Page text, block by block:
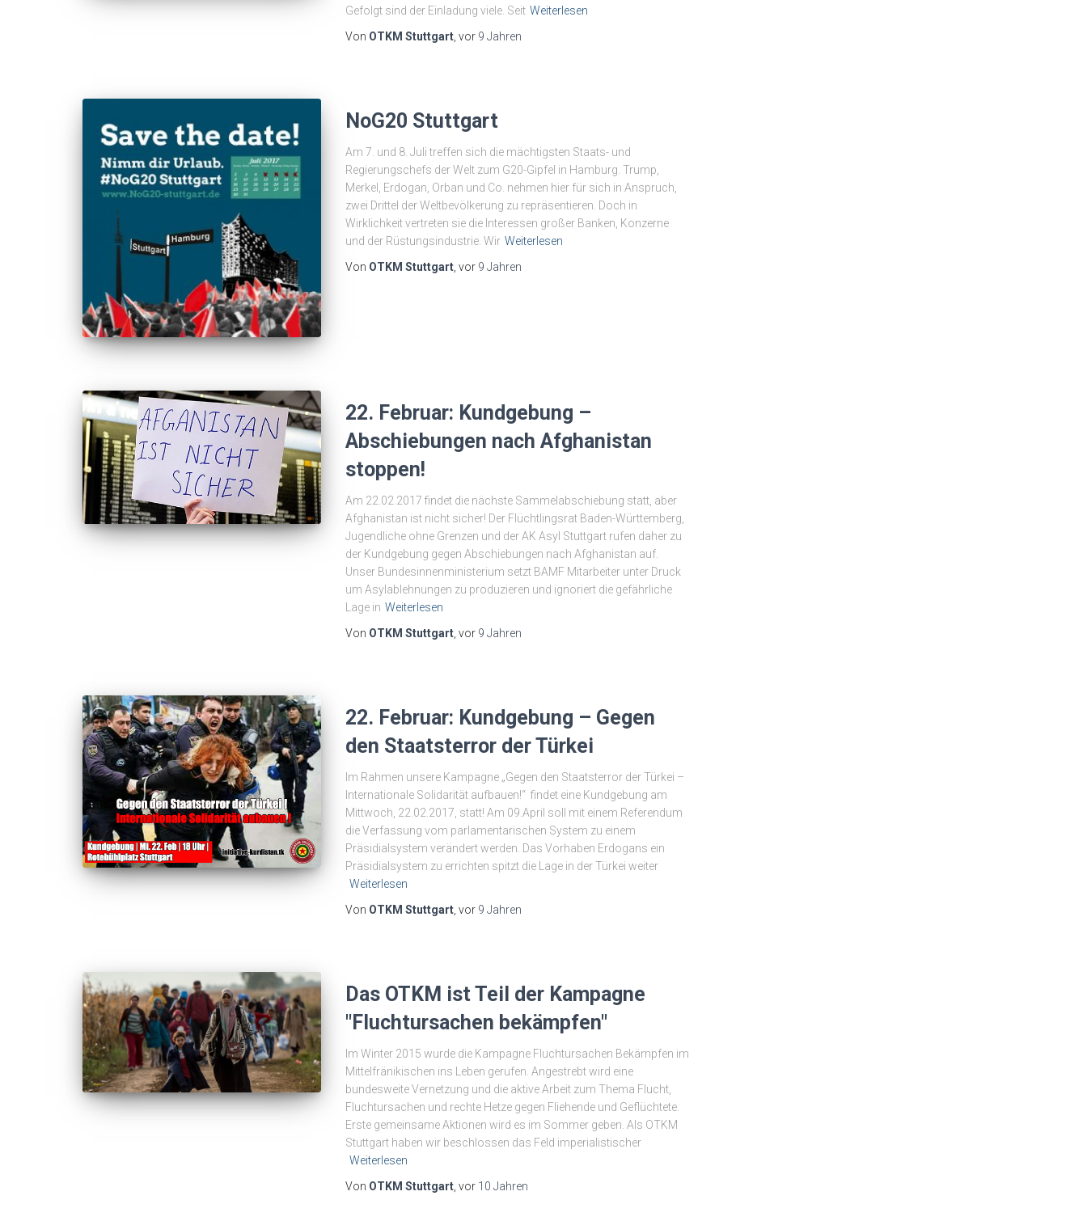
Gefolgt sind der Einladung viele. Seit Weiterlesen
Von OTKM Stuttgart , vor 9 Jahren
NoG20 Stuttgart
Am 7. und 8. Juli treffen sich die mächtigsten Staats- und
Regierungschefs der Welt zum G20-Gipfel in Hamburg. Trump,
Merkel, Erdogan, Orban und Co. nehmen hier für sich in Anspruch,
zwei Drittel der Weltbevölkerung zu repräsentieren. Doch in
Wirklichkeit vertreten sie die Interessen großer Banken, Konzerne
und der Rüstungsindustrie. Wir Weiterlesen
Von OTKM Stuttgart , vor 9 Jahren
22. Februar: Kundgebung –
Abschiebungen nach Afghanistan
stoppen!
Am 22.02.2017 findet die nächste Sammelabschiebung statt, aber
Afghanistan ist nicht sicher! Der Flüchtlingsrat Baden-Württemberg,
Jugendliche ohne Grenzen und der AK Asyl Stuttgart rufen daher zu
der Kundgebung gegen Abschiebungen nach Afghanistan auf.
Unser Bundesinnenministerium setzt BAMF Mitarbeiter unter Druck
um Asylablehnungen zu produzieren und ignoriert die gefährliche
Lage in Weiterlesen
Von OTKM Stuttgart , vor 9 Jahren
22. Februar: Kundgebung – Gegen
den Staatsterror der Türkei
Im Rahmen unsere Kampagne „Gegen den Staatsterror der Türkei –
Internationale Solidarität aufbauen!“ findet eine Kundgebung am
Mittwoch, 22.02.2017, statt! Am 09.April soll mit einem Referendum
die Verfassung vom parlamentarischen System zu einem
Präsidialsystem verändert werden. Das Vorhaben Erdogans ein
Präsidialsystem zu errichten spitzt die Lage in der Türkei weiter
Weiterlesen
Von OTKM Stuttgart , vor 9 Jahren
Das OTKM ist Teil der Kampagne
"Fluchtursachen bekämpfen"
Im Winter 2015 wurde die Kampagne Fluchtursachen Bekämpfen im
Mittelfränikischen ins Leben gerufen. Angestrebt wird eine
bundesweite Vernetzung und die aktive Arbeit zum Thema Flucht,
Fluchtursachen und rechte Hetze gegen Fliehende und Geflüchtete.
Erste gemeinsame Aktionen wird es im Sommer geben. Als OTKM
Stuttgart haben wir beschlossen das Feld imperialistischer
Weiterlesen
Von OTKM Stuttgart , vor 10 Jahren